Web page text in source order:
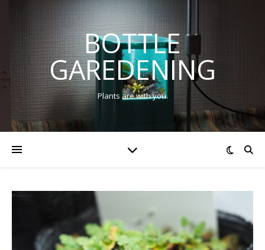
BOTTLE
GAREDENING
Plants are with you.